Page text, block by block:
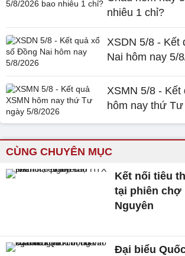
nhiêu 1 chỉ?
XSDN 5/8 - Kết
Nai hôm nay 5/
XSMN 5/8 - Kết
hôm nay thứ
CÙNG CHUYÊN MỤC
Kết nối tiêu
tại phiên chợ
Nguyên
Đại biểu